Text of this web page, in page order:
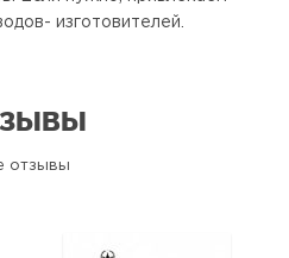
изготовителей.
отзывы